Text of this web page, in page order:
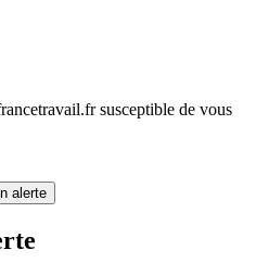
susceptible de vous
alerte